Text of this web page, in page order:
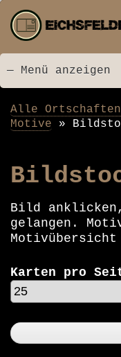
Menü
— Menü anzeigen
Startseite
Neu hinzugefügt
Postkarten
Bildarchiv
Videos
Suche
Kontakt
Links
Spende
Pfadnavigation
Alle Ortschaften
Motive
Bild
gelangen.
Karten pro